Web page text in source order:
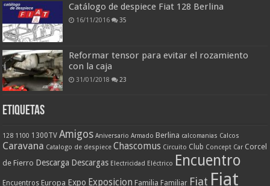
Catálogo de despiece Fiat 128 Berlina
16/11/2016 35
Reformar tensor para evitar el rozamiento
con la caja
31/01/2018 23
ETIQUETAS
128 1100 1300TV Amigos Aniversario Armado Berlina calcomanias Calcos
Caravana Catalogo de despiece Chascomus Circuito Club Concept Car Corcel
de Fierro Descarga Descargas Electricidad Eléctrico Encuentro
Encuentros Europa Expo Exposicion Familia Familiar Fiat Fiat